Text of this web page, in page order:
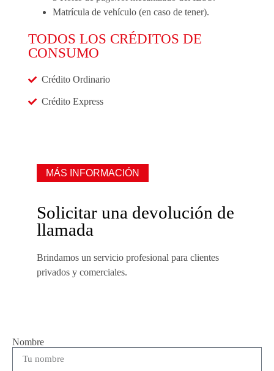
Matrícula de vehículo (en caso de tener).
TODOS LOS CRÉDITOS DE
CONSUMO
Crédito Ordinario
Crédito Express
MÁS INFORMACIÓN
Solicitar una devolución de
llamada
Brindamos un servicio profesional para clientes
privados y comerciales.
Nombre